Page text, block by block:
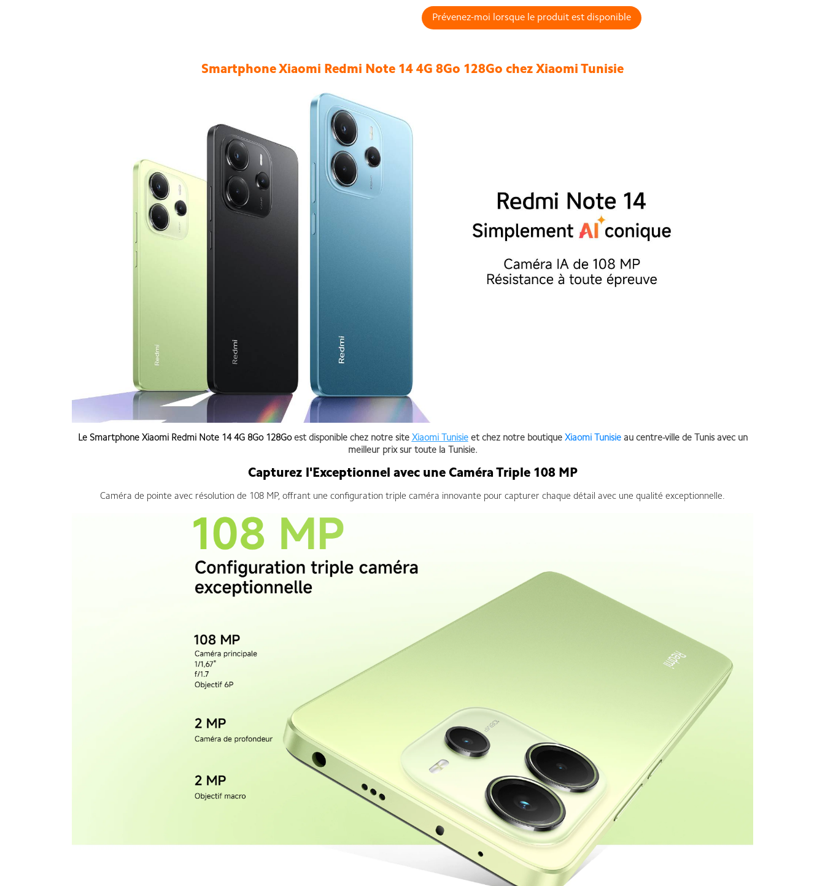
Prévenez-moi lorsque le produit est disponible
Smartphone Xiaomi Redmi Note 14 4G 8Go 128Go chez Xiaomi Tunisie
Le Smartphone Xiaomi Redmi Note 14 4G 8Go 128Go est disponible chez notre site Xiaomi Tunisieet chez notre boutique Xiaomi Tunisie au centre-ville de Tunis avec un
meilleur prix sur toute la Tunisie.
Capturez l'Exceptionnel avec une Caméra Triple 108 MP
Caméra de pointe avec résolution de 108 MP, offrant une configuration triple caméra innovante pour capturer chaque détail avec une qualité exceptionnelle.